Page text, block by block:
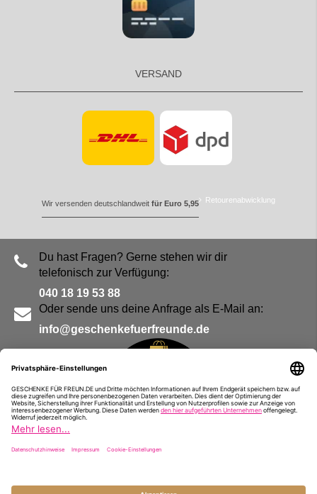
VERSAND
Wir versenden deutschlandweit für Euro 5,95 Retourenabwicklung
Du hast Fragen? Gerne stehen wir dir
telefonisch zur Verfügung:
040 18 19 53 88
Oder sende uns deine Anfrage als E-Mail an:
info@geschenkefuerfreunde.de